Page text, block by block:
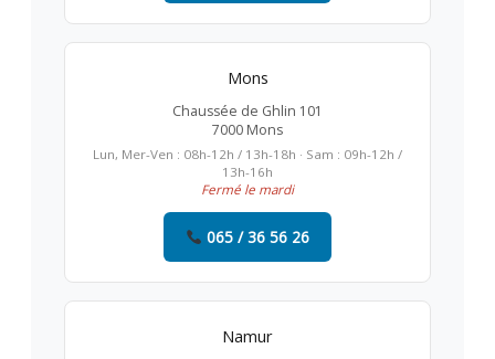
Mons
Chaussée de Ghlin 101
7000 Mons
Lun, Mer-Ven : 08h-12h / 13h-18h · Sam : 09h-12h /
13h-16h
Fermé le mardi
065 / 36 56 26
Namur